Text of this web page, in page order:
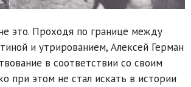
это. Проходя по границе между
и утрированием, Алексей Герман
в соответствии со своим
при этом не стал искать в истории